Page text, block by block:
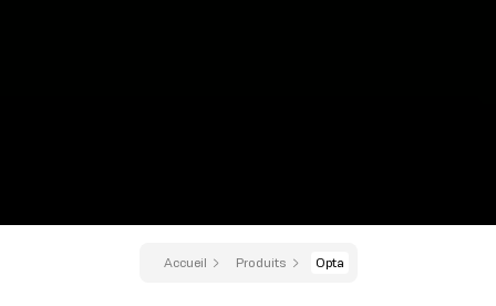
Accueil Produits Opta